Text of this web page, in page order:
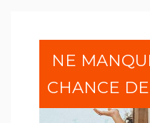
NE
CHANCE